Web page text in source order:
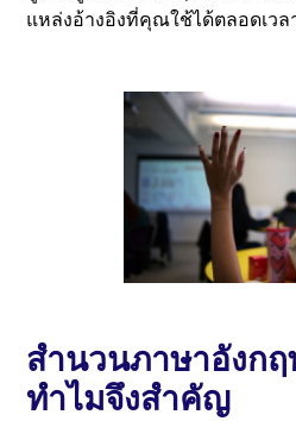
แหล่งอ้างอิงที่คุณใช้ได้ตลอดเวล
สำนวนภาษาอังก
ทำไมจึงสำคัญ